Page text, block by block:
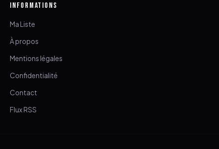
INFORMATIONS
Ma Liste
À propos
Mentions légales
Confidentialité
Contact
Flux RSS